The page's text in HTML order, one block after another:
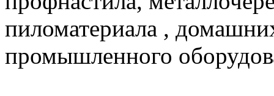
пиломатериала ,
промышленного